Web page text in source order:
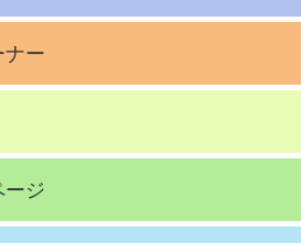
ー
ジ